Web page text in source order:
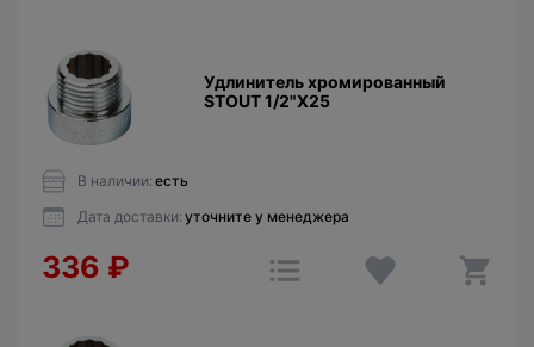
Удлинитель хромированный
STOUT 1/2"X25
В наличии: есть
Дата доставки: уточните у менеджера
336 ₽